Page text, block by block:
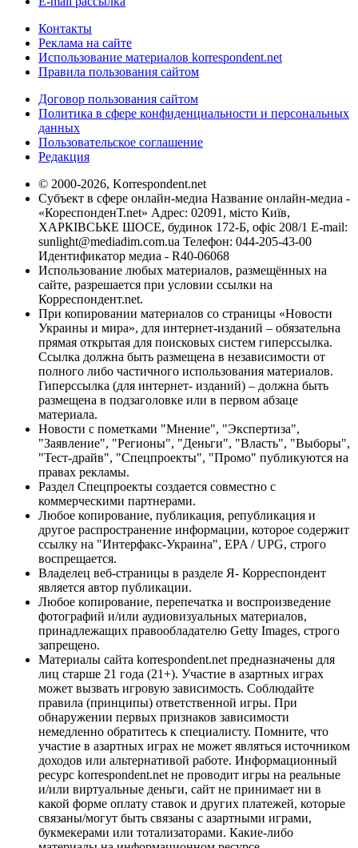
Контакты
Реклама на сайте
Использование материалов korrespondent.net
Правила пользования сайтом
Договор пользования сайтом
Политика в сфере конфиденциальности и персональных
данных
Пользовательское соглашение
Редакция
© 2000-2026, Korrespondent.net
Субъект в сфере онлайн-медиа Название онлайн-медиа -
«КореспонденТ.net» Адрес: 02091, місто Київ,
ХАРКІВСЬКЕ ШОСЕ, будинок 172-Б, офіс 208/1 E-mail:
sunlight@mediadim.com.ua Телефон: 044-205-43-00
Идентификатор медиа - R40-06068
Использование любых материалов, размещённых на
сайте, разрешается при условии ссылки на
Корреспондент.net.
При копировании материалов со страницы «Новости
Украины и мира», для интернет-изданий – обязательна
прямая открытая для поисковых систем гиперссылка.
Ссылка должна быть размещена в независимости от
полного либо частичного использования материалов.
Гиперссылка (для интернет- изданий) – должна быть
размещена в подзаголовке или в первом абзаце
материала.
Новости с пометками "Мнение", "Экспертиза",
"Заявление", "Регионы", "Деньги", "Власть", "Выборы",
"Тест-драйв", "Спецпроекты", "Промо" публикуются на
правах рекламы.
Раздел Спецпроекты создается совместно с
коммерческими партнерами.
Любое копирование, публикация, републикация и
другое распространение информации, которое содержит
ссылку на "Интерфакс-Украина", EPA / UPG, строго
воспрещается.
Владелец веб-страницы в разделе Я- Корреспондент
является автор публикации.
Любое копирование, перепечатка и воспроизведение
фотографий и/или аудиовизуальных материалов,
принадлежащих правообладателю Getty Images, строго
запрещено.
Материалы сайта korrespondent.net предназначены для
лиц старше 21 года (21+). Участие в азартных играх
может вызвать игровую зависимость. Соблюдайте
правила (принципы) ответственной игры. При
обнаружении первых признаков зависимости
немедленно обратитесь к специалисту. Помните, что
участие в азартных играх не может являться источником
доходов или альтернативой работе. Информационный
ресурс korrespondent.net не проводит игры на реальные
и/или виртуальные деньги, сайт не принимает ни в
какой форме оплату ставок и других платежей, которые
связаны/могут быть связаны с азартными играми,
букмекерами или тотализаторами. Какие-либо